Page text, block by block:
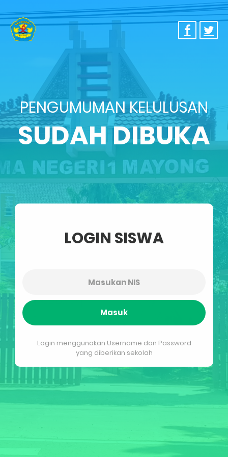
PENGUMUMAN KELULUSAN
SUDAH DIBUKA
LOGIN SISWA
Masuk
Login menggunakan Username dan Password
yang diberikan sekolah